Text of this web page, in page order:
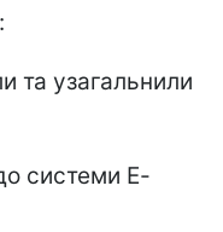
та узагальнили
системи Е-